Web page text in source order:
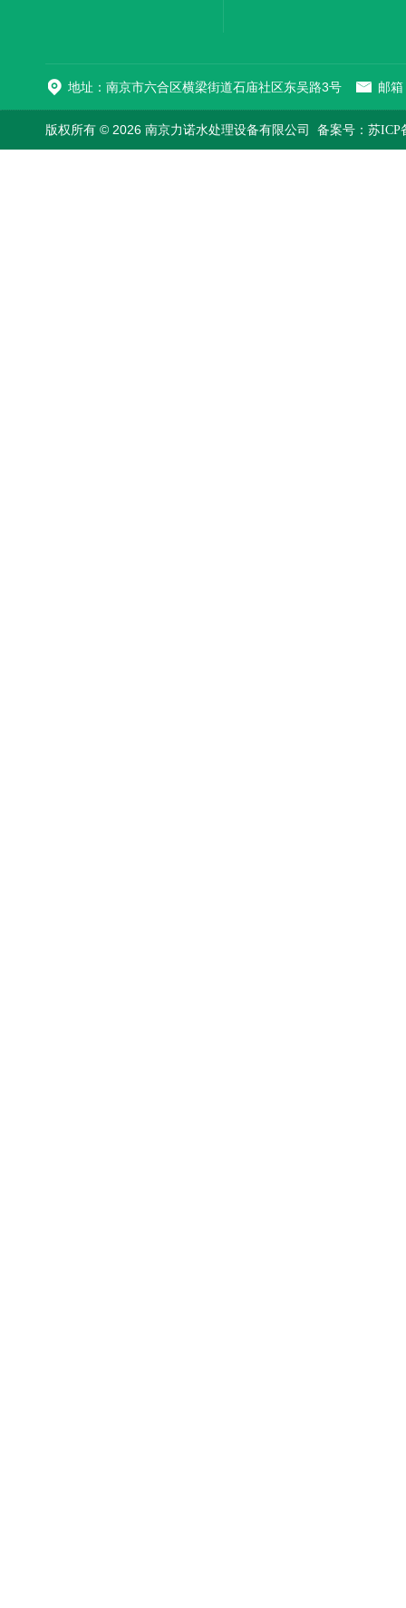
地址：南京市六合区横梁街道石庙社区东吴路3号 邮
版权所有 © 2026 南京力诺水处理设备有限公司 备案号：苏ICP